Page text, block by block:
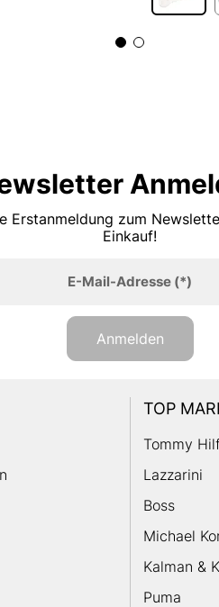
Erstanmeldung zum
Einkauf!
E-Mail-Adresse(*)
Anmelden
TOP
Tommy
Lazzarini
Boss
Michael
Kalman &
Puma